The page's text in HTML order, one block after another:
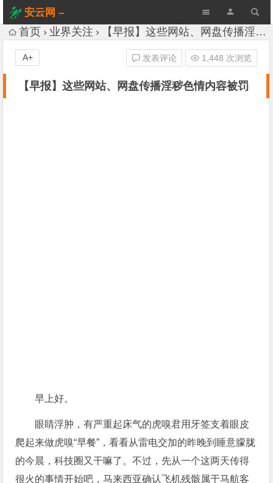
安云网 –
AnYun.ORG
首页 业界关注 【早报】这些网站、网盘传播淫秽色情内容被罚
【早报】这些网站、网盘传播淫秽色情内容被罚
发表评论 1,448 次浏览
A+
早上好。
眼睛浮肿，有严重起床气的虎嗅君用牙签支着眼皮
爬起来做虎嗅“早餐”，看看从雷电交加的昨晚到睡意朦胧
的今晨，科技圈又干嘛了。不过，先从一个这两天传得
很火的事情开始吧，马来西亚确认飞机残骸属于马航客